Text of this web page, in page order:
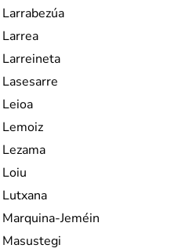
Larrabezúa
Larrea
Larreineta
Lasesarre
Leioa
Lemoiz
Lezama
Loiu
Lutxana
Marquina-Jeméin
Masustegi